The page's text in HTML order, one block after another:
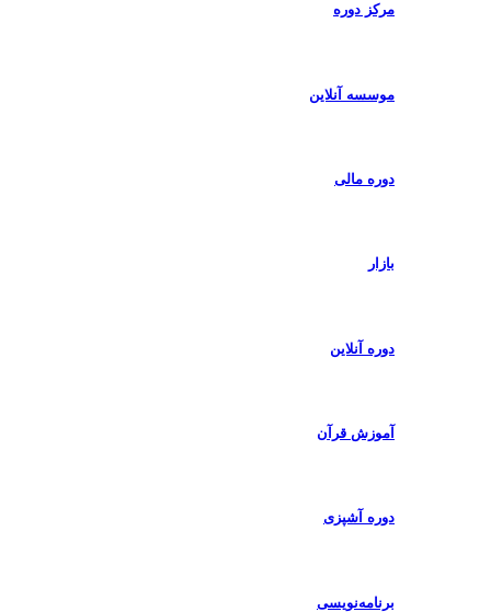
مرکز دوره
موسسه آنلاین
دوره مالی
دوره آنلاین
آموزش قرآن
دوره آشپزی
برنامه‌نویسی